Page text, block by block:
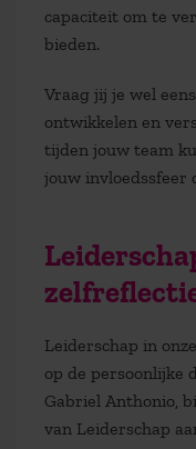
capaciteit om te
bieden.
Vraag jij je wel
ontwikkelen en
tijden jouw team
jouw invloedssfeer
Leiderschap in
op de persoonlijke
Gabriel Anthonio,
van Leiderschap